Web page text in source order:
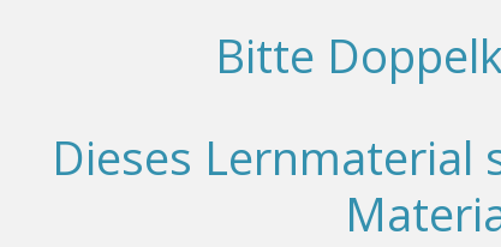
Bitte
Dieses Lernmaterial